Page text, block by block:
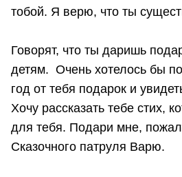
тобой. Я верю, что ты
Говорят, что ты даришь
детям. Очень хотелось бы
год от тебя подарок и
Хочу рассказать тебе стих,
для тебя. Подари мне,
Сказочного патруля Варю.